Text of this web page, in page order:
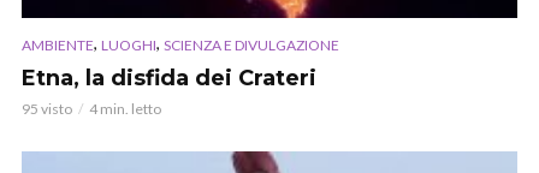
AMBIENTE, LUOGHI, SCIENZA E DIVULGAZIONE
Etna, la disfida dei Crateri
95 visto 4 min. letto